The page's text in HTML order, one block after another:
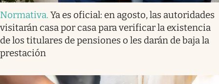
Normativa. Ya es oficial: en agosto, las autoridades
visitarán casa por casa para verificar la existencia
de los titulares de pensiones o les darán de baja la
prestación